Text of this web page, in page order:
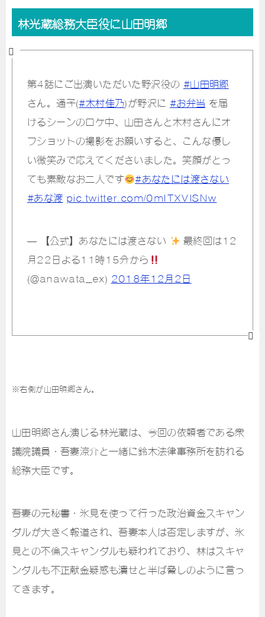
林光蔵総務大臣役に山田明郷
第4話にご出演いただいた野沢役の #山田明郷
さん。通子(#木村佳乃)が野沢に #お弁当 を届
けるシーンのロケ中、山田さんと木村さんにオ
フショットの撮影をお願いすると、こんな優し
い微笑みで応えてくださいました。笑顔がとっ
ても素敵なお二人です
#あなたには渡さない
#あな渡 pic.twitter.com/0mITXVlSNw
— 【公式】あなたには渡さない
最終回は12
月22日よる11時15分から
(@anawata_ex) 2018年12月2日
※右側が山田明郷さん。
山田明郷さん演じる林光蔵は、今回の依頼者である衆
議院議員・吾妻涼介と一緒に鈴木法律事務所を訪れる
総務大臣です。
吾妻の元秘書・氷見を使って行った政治資金スキャン
ダルが大きく報道され、吾妻本人は否定しますが、氷
見との不倫スキャンダルも疑われており、林はスキャ
ンダルも不正献金疑惑も潰せと半ば脅しのように言っ
てきます。